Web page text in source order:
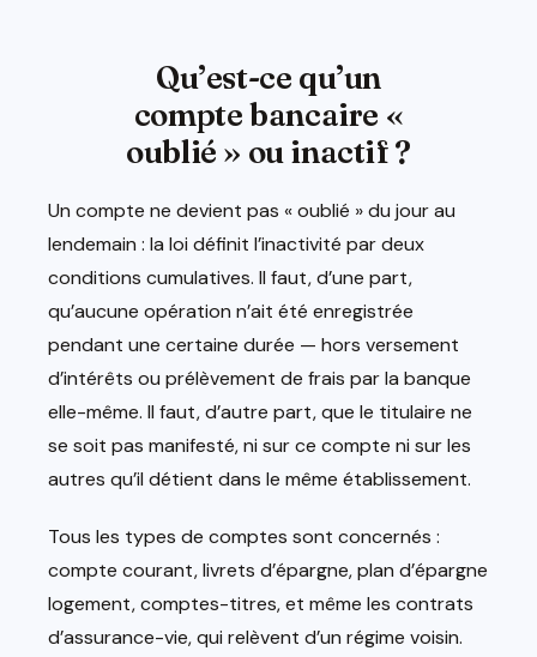
Qu’est-ce qu’un
compte bancaire «
oublié » ou inactif ?
Un compte ne devient pas « oublié » du jour au
lendemain : la loi définit l’inactivité par deux
conditions cumulatives. Il faut, d’une part,
qu’aucune opération n’ait été enregistrée
pendant une certaine durée — hors versement
d’intérêts ou prélèvement de frais par la banque
elle-même. Il faut, d’autre part, que le titulaire ne
se soit pas manifesté, ni sur ce compte ni sur les
autres qu’il détient dans le même établissement.
Tous les types de comptes sont concernés :
compte courant, livrets d’épargne, plan d’épargne
logement, comptes-titres, et même les contrats
d’assurance-vie, qui relèvent d’un régime voisin.